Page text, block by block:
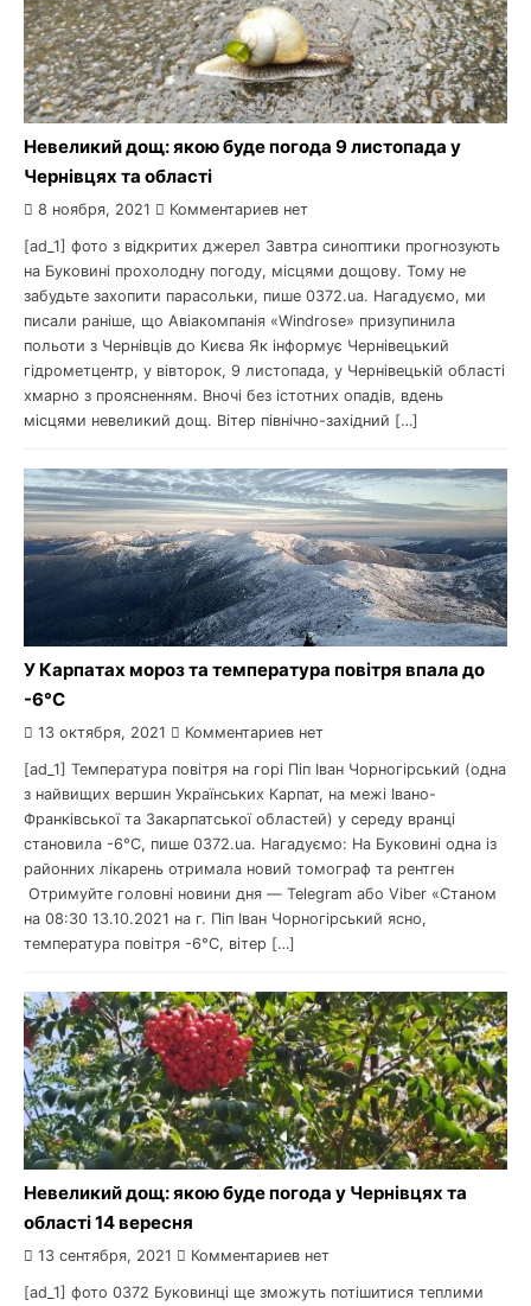
Невеликий дощ: якою буде погода 9 листопада у
Чернівцях та області
8 ноября, 2021 Комментариев нет
[ad_1] фото з відкритих джерел Завтра синоптики прогнозують
на Буковині прохолодну погоду, місцями дощову. Тому не
забудьте захопити парасольки, пише 0372.ua. Нагадуємо, ми
писали раніше, що Авіакомпанія «Windrose» призупинила
польоти з Чернівців до Києва Як інформує Чернівецький
гідрометцентр, у вівторок, 9 листопада, у Чернівецькій області
хмарно з проясненням. Вночі без істотних опадів, вдень
місцями невеликий дощ. Вітер північно-західний […]
У Карпатах мороз та температура повітря впала до
-6°С
13 октября, 2021 Комментариев нет
[ad_1] Температура повітря на горі Піп Іван Чорногірський (одна
з найвищих вершин Українських Карпат, на межі Івано-
Франківської та Закарпатської областей) у середу вранці
становила -6°С, пише 0372.ua. Нагадуємо: На Буковині одна із
районних лікарень отримала новий томограф та рентген
Отримуйте головні новини дня — Telegram або Viber «Станом
на 08:30 13.10.2021 на г. Піп Іван Чорногірський ясно,
температура повітря -6°С, вітер […]
Невеликий дощ: якою буде погода у Чернівцях та
області 14 вересня
13 сентября, 2021 Комментариев нет
[ad_1] фото 0372 Буковинці ще зможуть потішитися теплими